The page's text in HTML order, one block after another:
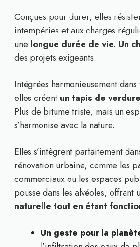
Conçues pour durer, elles
intempéries et aux charges
une longue durée de vie. Un
des projets exigeants.
Intégrées harmonieusement
elles créent un tapis de
Plus de bitume triste, mais un
s’harmonise avec la nature.
Elles s’intègrent parfaitement
rénovation urbaine, comme les
commerciaux ou les espaces
pousse dans les alvéoles, offrant
naturelle tout en étant
Un geste pour la